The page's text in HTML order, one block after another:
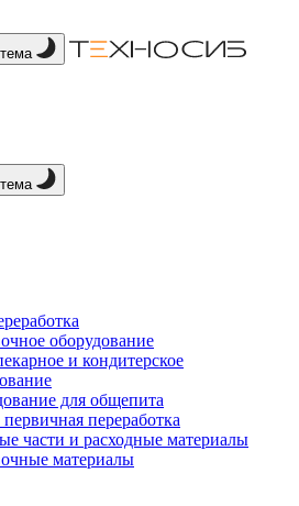
оборудование
и кондитерское
для общепита
переработка
части и расходные материалы
материалы